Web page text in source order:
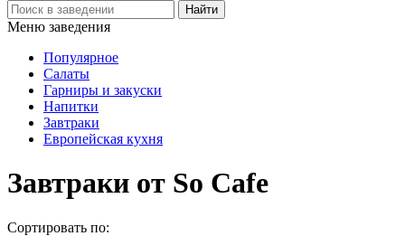
Меню заведения
Популярное
Салаты
Гарниры и закуски
Напитки
Завтраки
Европейская кухня
Завтраки от So Cafe
Сортировать по: